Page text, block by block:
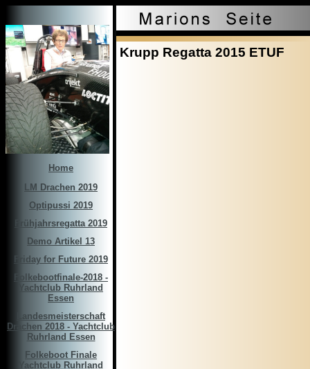
Home
LM Drachen 2019
Optipussi 2019
Frühjahrsregatta 2019
Demo Artikel 13
Friday for Future 2019
Folkebootfinale-2018 -
Yachtclub Ruhrland
Essen
Landesmeisterschaft
Drachen 2018 - Yachtclub
Ruhrland Essen
Folkeboot Finale
Yachtclub Ruhrland
Krupp Regatta 2015 ETUF